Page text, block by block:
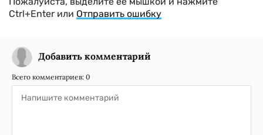
Ctrl+Enter или Отправить ошибку
Добавить комментарий
Всего комментариев: 0